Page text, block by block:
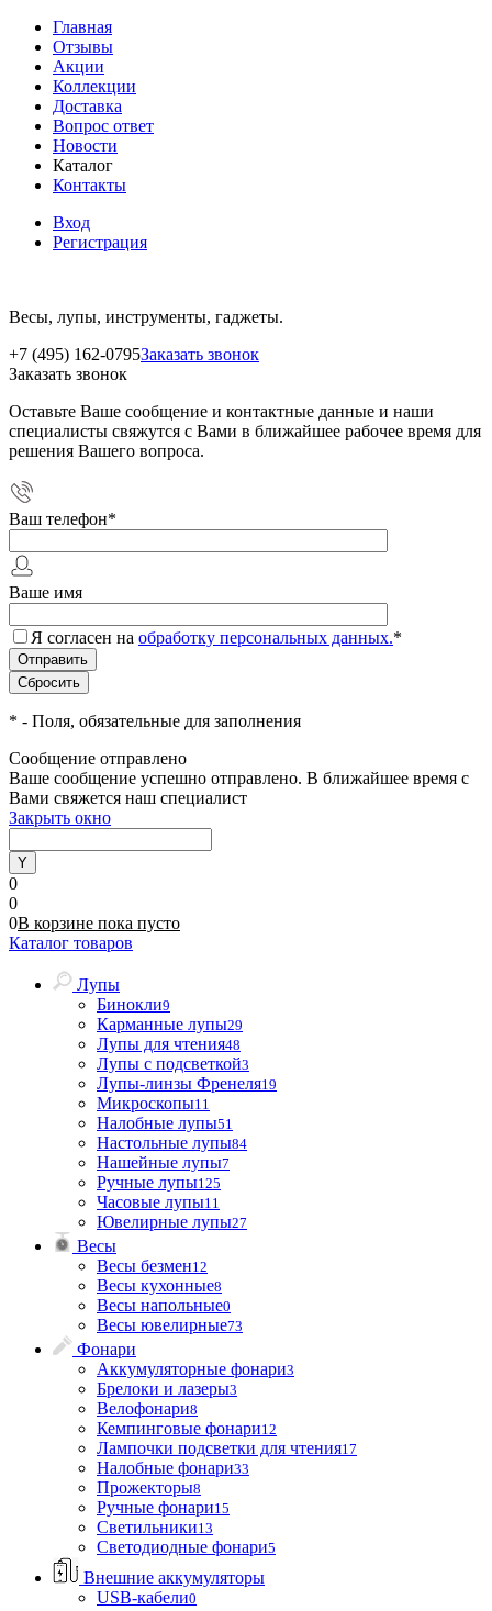
Главная
Отзывы
Акции
Коллекции
Доставка
Вопрос ответ
Новости
Каталог
Контакты
Вход
Регистрация
Весы, лупы, инструменты, гаджеты.
+7 (495) 162-0795Заказать звонок
Заказать звонок
Оставьте Ваше сообщение и контактные данные и наши
специалисты свяжутся с Вами в ближайшее рабочее время для
решения Вашего вопроса.
Ваш телефон*
Ваше имя
Я согласен на обработку персональных данных.*
* - Поля, обязательные для заполнения
Сообщение отправлено
Ваше сообщение успешно отправлено. В ближайшее время с
Вами свяжется наш специалист
Закрыть окно
0
0
0В корзине пока пусто
Каталог товаров
Лупы
Бинокли9
Карманные лупы29
Лупы для чтения48
Лупы с подсветкой3
Лупы-линзы Френеля19
Микроскопы11
Налобные лупы51
Настольные лупы84
Нашейные лупы7
Ручные лупы125
Часовые лупы11
Ювелирные лупы27
Весы
Весы безмен12
Весы кухонные8
Весы напольные0
Весы ювелирные73
Фонари
Аккумуляторные фонари3
Брелоки и лазеры3
Велофонари8
Кемпинговые фонари12
Лампочки подсветки для чтения17
Налобные фонари33
Прожекторы8
Ручные фонари15
Светильники13
Светодиодные фонари5
Внешние аккумуляторы
USB-кабели0